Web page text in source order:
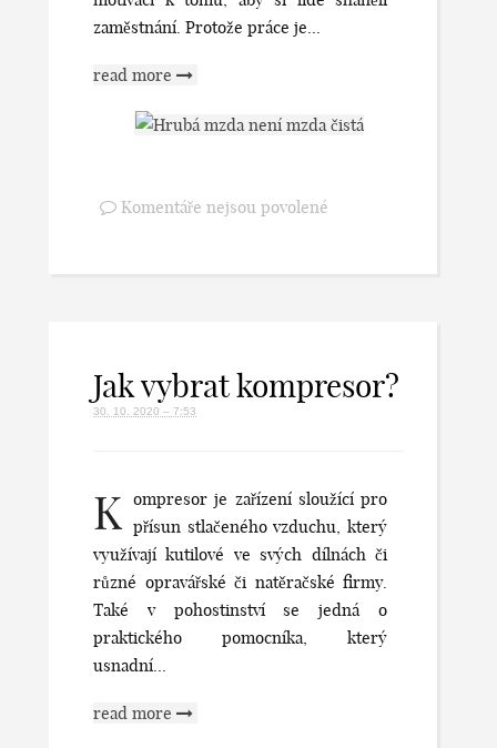
zaměstnání. Protože práce je...
read more
Komentáře nejsou povolené
Jak vybrat kompresor?
30. 10. 2020 – 7:53
K ompresor je zařízení sloužící pro
přísun stlačeného vzduchu, který
využívají kutilové ve svých dílnách či
různé opravářské či natěračské firmy.
Také v pohostinství se jedná o
praktického pomocníka, který
usnadní...
read more